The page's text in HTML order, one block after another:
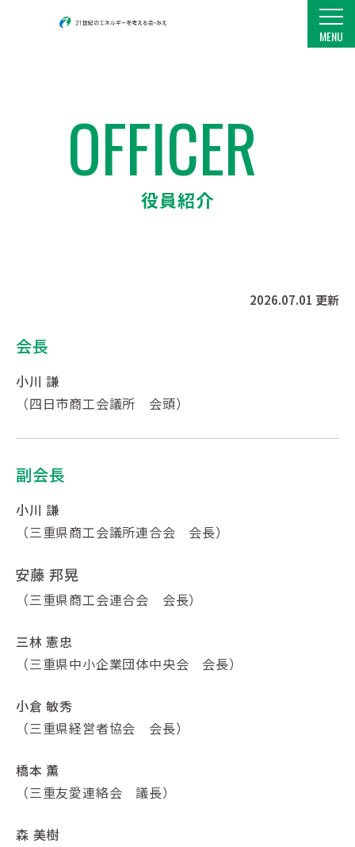
21世紀のエネルギーを考える会・みえ
MENU
OFFICER
役員紹介
2026.07.01 更新
会長
小川 謙
（四日市商工会議所 会頭）
副会長
小川 謙
（三重県商工会議所連合会 会長）
（三重県商工会連合会 会長）
三林 憲忠
（三重県中小企業団体中央会 会長）
小倉 敏秀
（三重県経営者協会 会長）
橋本 薫
（三重友愛連絡会 議長）
森 美樹